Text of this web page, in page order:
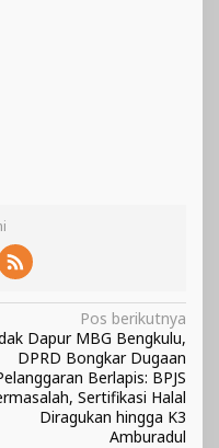
Pos berikutnya
Dapur MBG Bengkulu,
DPRD Bongkar Dugaan
Berlapis: BPJS
Sertifikasi Halal
Diragukan hingga K3
Amburadul